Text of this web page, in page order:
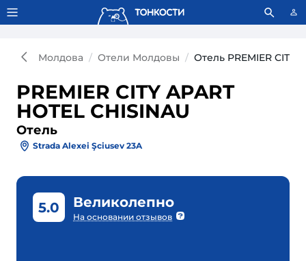
Тонкости используют сookie-файлы. Что это значит?
Молдова Отели Молдовы Отель PREMIER CITY
PREMIER CITY APART
HOTEL CHISINAU
Отель
Strada Alexei Şciusev 23A
5.0 Великолепно
На основании отзывов